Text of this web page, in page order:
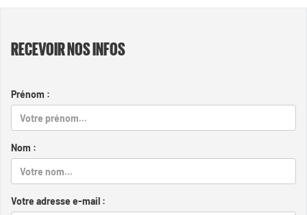
RECEVOIR NOS INFOS
Prénom :
Nom :
Votre adresse e-mail :